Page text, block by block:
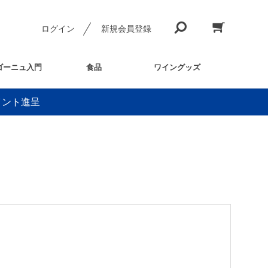
ログイン 新規会員登録
ーニュ入門 食品 ワイングッズ
ト進呈